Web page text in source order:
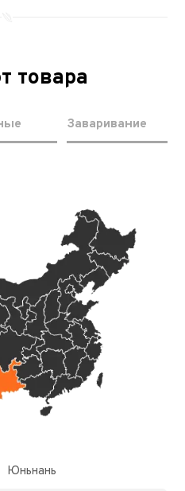
товара
Заваривание
Юньнань